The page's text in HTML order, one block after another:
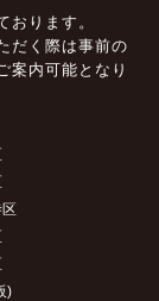
おります。
だく際は事前の
案内可能となり
区
)